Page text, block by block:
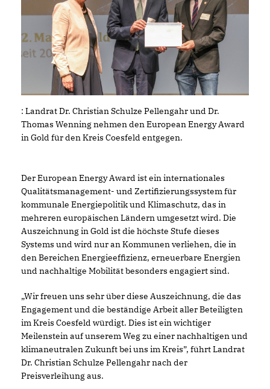
: Landrat Dr. Christian Schulze Pellengahr und Dr.
Thomas Wenning nehmen den European Energy Award
in Gold für den Kreis Coesfeld entgegen.
Der European Energy Award ist ein internationales
Qualitätsmanagement- und Zertifizierungssystem für
kommunale Energiepolitik und Klimaschutz, das in
mehreren europäischen Ländern umgesetzt wird. Die
Auszeichnung in Gold ist die höchste Stufe dieses
Systems und wird nur an Kommunen verliehen, die in
den Bereichen Energieeffizienz, erneuerbare Energien
und nachhaltige Mobilität besonders engagiert sind.
Wir freuen uns sehr über diese Auszeichnung, die das
Engagement und die beständige Arbeit aller Beteiligten
im Kreis Coesfeld würdigt. Dies ist ein wichtiger
Meilenstein auf unserem Weg zu einer nachhaltigen und
klimaneutralen Zukunft bei uns im Kreis”, führt Landrat
Dr. Christian Schulze Pellengahr nach der
Preisverleihung aus.